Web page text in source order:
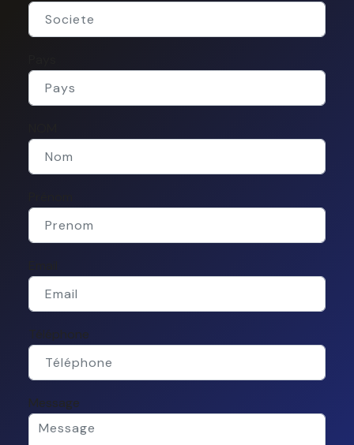
Téléphone
Message